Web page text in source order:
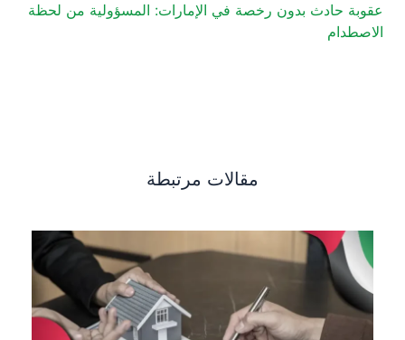
عقوبة حادث بدون رخصة في الإمارات: المسؤولية من لحظة
الاصطدام
مقالات مرتبطة